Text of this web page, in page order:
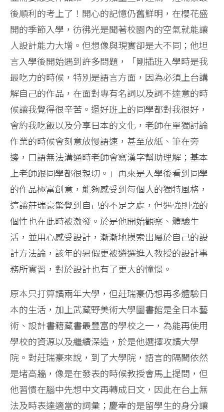
後順利的考上了！開心的記憶仍舊鮮明，在櫻花盛
開的季節入學，彷彿光是聞著校園內的空氣就能讓
人設計能力大增。但想像與現實卻是大不同；他坦
言入學後開始遇到許多問題，「剛插班入學時是我
最吃力的時候，特別是語言方面，因為必須上台講
解自己的作品，在面對專有名詞以及詞不達意的時
候讓我覺得很辛苦。還好班上的同學都對我很好，
會約我吃飯以及分享日本的文化，老師在單獨討論
作業的時候會刻意放慢語速，甚至放紙、筆在旁
邊，口語無法溝通時老師會寫漢字幫助理解；基本
上老師跟同學都很親切。」再來是入學後看到同學
的作品極富創意，能夠感受到每個人的獨特風格，
這讓莊瑞豪驚覺到自己的不足之處，但遇強則強的
個性也在此時被激發。於是他開始觀察、體驗生
活，並用心感受設計，漸漸地摸索出屬於自己的設
計方法論，該年的暑假更被遴選進入教授的設計事
務所實習，對於設計也有了更大的憧憬。
原本只打算讀兩年大學，但莊瑞豪仍想再多體驗日
本的生活，加上武藏野美術大學圖書館是全日本藝
術、設計書籍藏書最豐富的學校之一，為能再使用
學校的資源以及繼續深造，於是他選擇攻讀大學
院。對莊瑞豪來說，到了大學院，語言的隔閡依然
是堵高牆，像是在發表的時候教授會馬上提問，但
他習慣在腦中先想中文再轉成日文，因此在台上無
法及時表達適當的詞彙；慶幸的是留學生的身分讓